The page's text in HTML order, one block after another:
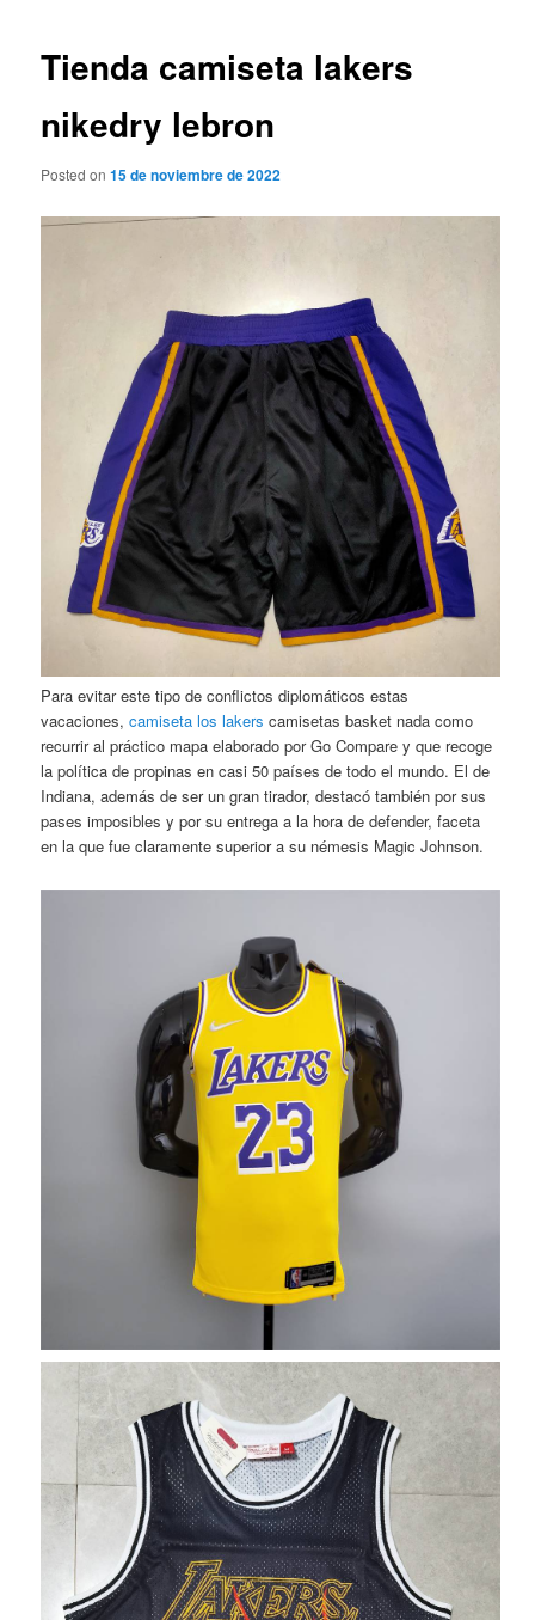
Tienda camiseta lakers
nikedry lebron
Posted on15 de noviembre de 2022
Para evitar este tipo de conflictos diplomáticos estas
vacaciones,camiseta los lakers camisetas basket nada como
recurrir al práctico mapa elaborado por Go Compare y que recoge
la política de propinas en casi 50 países de todo el mundo. El de
Indiana, además de ser un gran tirador, destacó también por sus
pases imposibles y por su entrega a la hora de defender, faceta
en la que fue claramente superior a su némesis Magic Johnson.